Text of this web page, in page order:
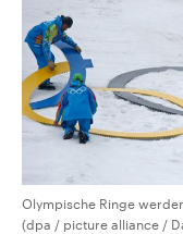
Olympische Ringe
(dpa / picture alliance /